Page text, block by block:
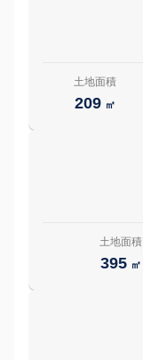
土地面積
209 ㎡
土地面積
395 ㎡